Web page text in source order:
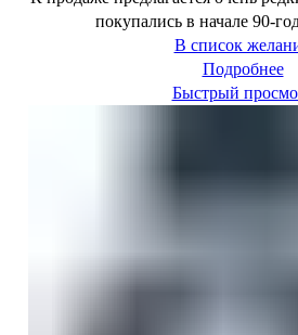
покупались в начале 90-
В список
Подробнее
Быстрый